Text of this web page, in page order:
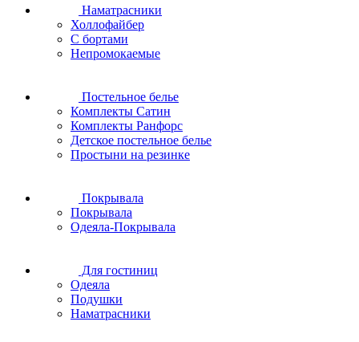
Наматрасники
Холлофайбер
С бортами
Непромокаемые
Постельное белье
Комплекты Сатин
Комплекты Ранфорс
Детское постельное белье
Простыни на резинке
Покрывала
Покрывала
Одеяла-Покрывала
Для гостиниц
Одеяла
Подушки
Наматрасники